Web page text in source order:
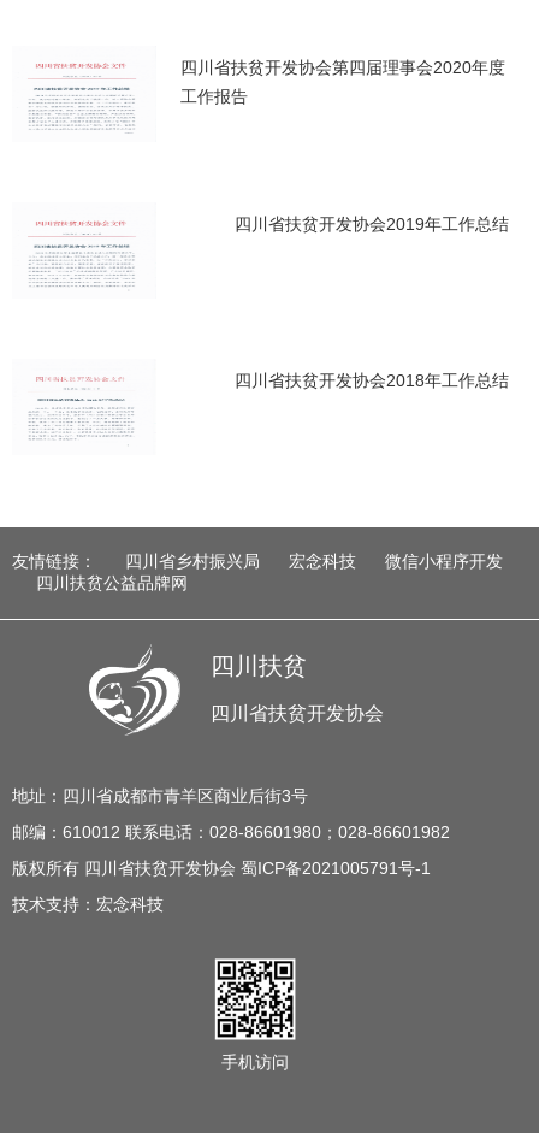
四川省扶贫开发协会第四届理事会2020年度
工作报告
四川省扶贫开发协会2019年工作总结
四川省扶贫开发协会2018年工作总结
友情链接： 四川省乡村振兴局 宏念科技
微信小程序开发
四川扶贫公益品牌网
四川扶贫
四川省扶贫开发协会
地址：四川省成都市青羊区商业后街3号
邮编：610012 联系电话：028-86601980；028-86601982
版权所有 四川省扶贫开发协会 蜀ICP备2021005791号-1
技术支持： 宏念科技
手机访问